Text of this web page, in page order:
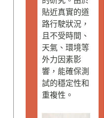
貼近真實的道
路行駛狀況，
且不受時間、
天氣、環境等
外力因素影
響，能確保測
試的穩定性和
重複性。